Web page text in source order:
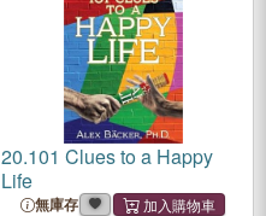
20.101 Clues to a Happy
Life
無庫存